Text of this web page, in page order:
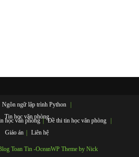
Ngôn ngữ lập trình Python
Tin học văn phòng
học văn phòng
Đề thi tin học văn phòng
Giáo án
Liên hệ
Toan Tin -OceanWP Theme by Nick